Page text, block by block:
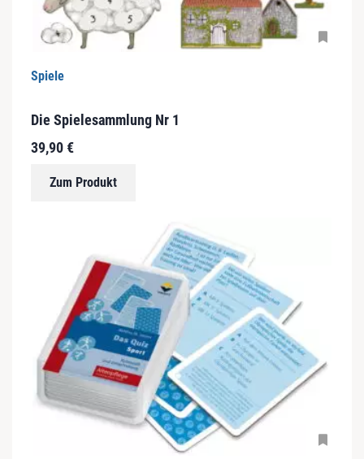
Spiele
Die Spielesammlung Nr 1
39,90€
Zum Produkt